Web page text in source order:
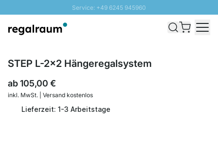
Service: +49 6245 945960
Schnelle Lieferung - Gratis Versand ab 100€
STEP L-2x2 Hängeregalsystem
ab105,00 €
inkl. MwSt. | Versand kostenlos
Lieferzeit: 1-3 Arbeitstage